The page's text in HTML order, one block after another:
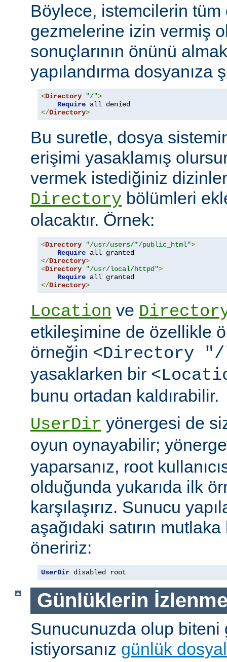
Böylece, istemcilerin
gezmelerine izin vermiş
sonuçlarının önünü
yapılandırma dosyanıza
<Directory "/">
Require
</Directory>
Bu suretle, dosya
erişimi yasaklamış
vermek istediğiniz
Directory bölümleri
olacaktır. Örnek:
<Directory "/usr/users/*/public_html">
Require
</Directory>
<Directory "/usr/local/httpd">
Require
</Directory>
Location ve
etkileşimine de özellikle
örneğin <Directory "/
yasaklarken bir
bunu ortadan kaldırabilir.
UserDir yönergesi de
oyun oynayabilir;
yaparsanız, root
olduğunda yukarıda ilk
karşılaşırız. Sunucu
aşağıdaki satırın mutlaka
öneririz:
UserDir disabled root
Günlüklerin
Sunucunuzda olup
istiyorsanız günlük